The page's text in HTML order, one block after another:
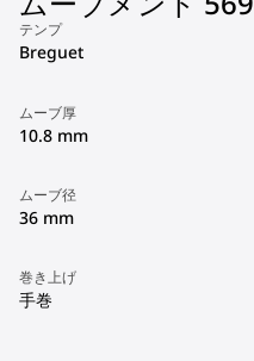
テンプ
Breguet
ムーブ厚
10.8 mm
ムーブ径
36 mm
巻き上げ
手巻